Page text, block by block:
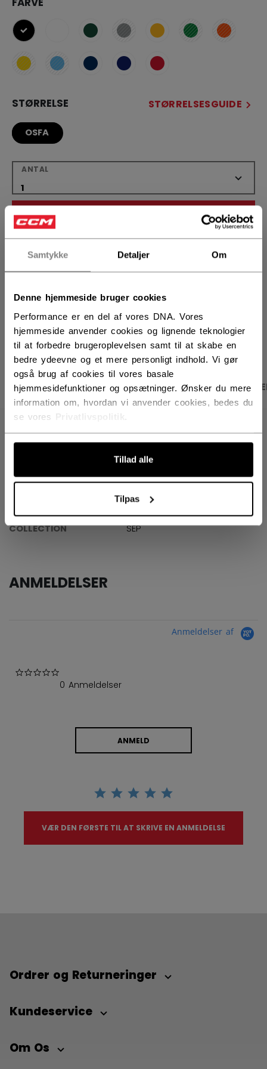
Samtykke Detaljer Om
Denne hjemmeside bruger cookies
Performance er en del af vores DNA. Vores
hjemmeside anvender cookies og lignende teknologier
til at forbedre brugeroplevelsen samt til at skabe en
bedre ydeevne og et mere personligt indhold. Vi gør
også brug af cookies til vores basale
hjemmesidefunktioner og opsætninger. Ønsker du mere
information om, hvordan vi anvender cookies, bedes du
se vores
Tillad alle
Tilpas
selected
STØRRELSE STØRRELSESGUIDE
OSFA
ANTAL
LÆG I KURV
ÅBN SOCIALE
PRODUKTBILLEDER SPECIFIKATIONER
SPECIFIKATIONER
SX7000-AD
SKU
191520679484
Adult
COLLECTION
SEP
ANMELDELSER
Anmeldelser af
0 Anmeldelser
ANMELD
VÆR DEN FØRSTE TIL AT SKRIVE EN ANMELDELSE
Ordrer og Returneringer
Kundeservice
Om Os